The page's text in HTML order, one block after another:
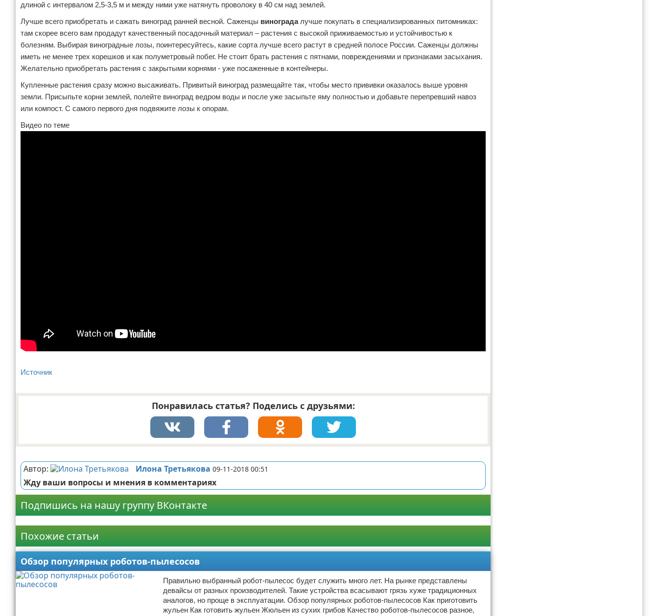
длиной с интервалом 2,5-3,5 м и между ними уже натянуть проволоку в 40 см над землей.
Лучше всего приобретать и сажать виноград ранней весной. Саженцы виноградалучше покупать в специализированных питомниках:
там скорее всего вам продадут качественный посадочный материал – растения с высокой приживаемостью и устойчивостью к
болезням. Выбирая виноградные лозы, поинтересуйтесь, какие сорта лучше всего растут в средней полосе России. Саженцы должны
иметь не менее трех корешков и как полуметровый побег. Не стоит брать растения с пятнами, повреждениями и признаками засыхания.
Желательно приобретать растения с закрытыми корнями - уже посаженные в контейнеры.
Купленные растения сразу можно высаживать. Привитый виноград размещайте так, чтобы место прививки оказалось выше уровня
земли. Присыпьте корни землей, полейте виноград ведром воды и после уже засыпьте яму полностью и добавьте перепревший навоз
или компост. С самого первого дня подвяжите лозы к опорам.
Видео по теме
Источник
Понравилась статья? Поделись с друзьями:
Автор: Илона Третьякова 09-11-2018 00:51
Жду ваши вопросы и мнения в комментариях
Подпишись на нашу группу ВКонтакте
Похожие статьи
Обзор популярных роботов-пылесосов
Правильно выбранный робот-пылесос будет служить много лет. На рынке представлены
девайсы от разных производителей. Такие устройства всасывают грязь хуже традиционных
аналогов, но проще в эксплуатации. Обзор популярных роботов-пылесосов Как приготовить
жульен Как готовить жульен Жюльен из сухих грибов Качество роботов-пылесосов разное,